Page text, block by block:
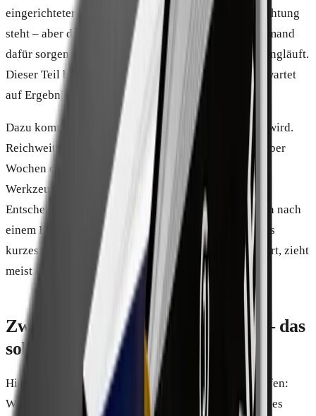
eingerichteter Laden in einer Seitenstraße. Die Einrichtung
steht – aber damit Kundschaft hereinkommt, muss jemand
dafür sorgen, dass die Straße überhaupt jemand entlangläuft.
Dieser Teil bleibt Handarbeit. Wer ihn unterschätzt, wartet
auf Ergebnisse, die ohne sein Zutun nicht kommen.
Dazu kommt der Faktor Zeit, der gern verschwiegen wird.
Reichweite baut sich nicht über Nacht auf, sondern über
Wochen des Ausprobierens. Das System und die KI-
Werkzeuge nehmen einem die Routine ab – die
Entscheidung, welche Inhalte man testet und was man nach
einem Flop ändert, nimmt einem niemand. Wer das als
kurzes Experiment denkt und nach zehn Tagen aufhört, zieht
meist das falsche Fazit über das Modell selbst.
Zweitens: Es gibt Zusatzangebote – das
sollte man einplanen
Hier ein offenes Wort, das Werbetexte meist umschiffen:
Wie bei den allermeisten Angeboten dieser Art bleibt es